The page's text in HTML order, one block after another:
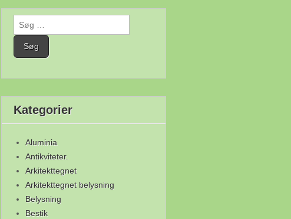
Søg
efter:
Kategorier
Aluminia
Antikviteter.
Arkitekttegnet
Arkitekttegnet belysning
Belysning
Bestik